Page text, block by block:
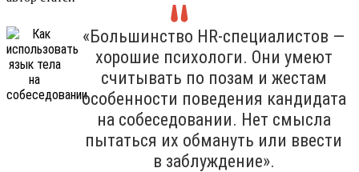
«Большинство HR-специалистов —
хорошие психологи. Они умеют
считывать по позам и жестам
особенности поведения кандидата
на собеседовании. Нет смысла
пытаться их обмануть или ввести
в заблуждение».